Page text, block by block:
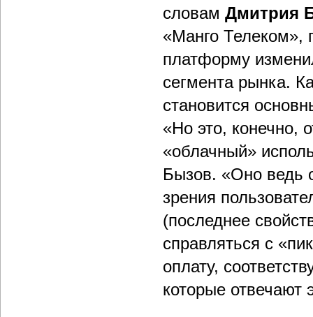
словам Дмитрия
«Манго Телеком»,
платформу
сегмента рынка.
становится
«Но это, конечно,
«облачный»
Бызов. «Оно ведь
зрения
(последнее
справляться с
оплату,
которые отвечают